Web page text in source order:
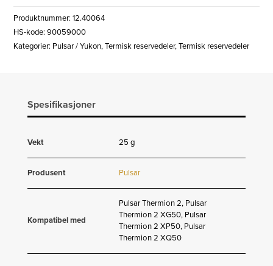
50
LINSEDEKSEL
PTV.045
PTV.041
antall
Produktnummer:12.40064
HS-kode: 90059000
Kategorier: Pulsar / Yukon,Termisk reservedeler,Termisk reservedeler
Spesifikasjoner
Vekt 25 g
Produsent Pulsar
Kompatibel med
Pulsar Thermion 2, Pulsar
Thermion 2 XG50, Pulsar
Thermion 2 XP50, Pulsar
Thermion 2 XQ50